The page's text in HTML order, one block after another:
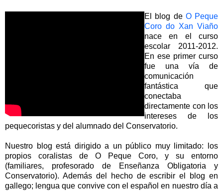
El blog de O Peque
Coro do Xan Viaño
nace en el curso
escolar 2011-2012.
En ese primer curso
fue una vía de
comunicación
fantástica que
conectaba
directamente con los
intereses de los
pequecoristas y del alumnado del Conservatorio.
Nuestro blog está dirigido a un público muy limitado: los
propios coralistas de O Peque Coro, y su entorno
(familiares, profesorado de Enseñanza Obligatoria y
Conservatorio). Además del hecho de escribir el blog en
gallego; lengua que convive con el español en nuestro día a